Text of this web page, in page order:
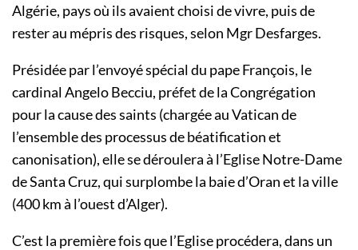
Algérie, pays où ils avaient choisi de vivre, puis de
rester au mépris des risques, selon Mgr Desfarges.
Présidée par l’envoyé spécial du pape François, le
cardinal Angelo Becciu, préfet de la Congrégation
pour la cause des saints (chargée au Vatican de
l’ensemble des processus de béatification et
canonisation), elle se déroulera à l’Eglise Notre-Dame
de Santa Cruz, qui surplombe la baie d’Oran et la ville
(400 km à l’ouest d’Alger).
C’est la première fois que l’Eglise procédera, dans un